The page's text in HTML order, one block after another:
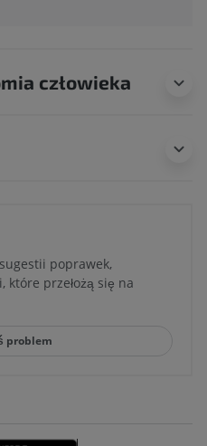
człowieka
poprawek,
które przełożą się na
problem